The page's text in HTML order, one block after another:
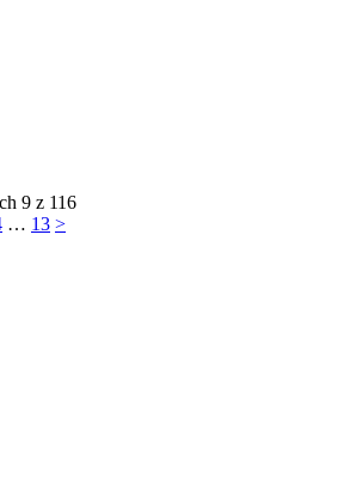
9 z 116
… 13 >